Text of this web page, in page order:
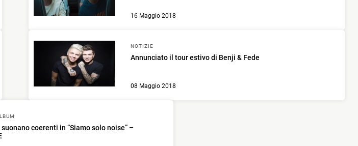
16 Maggio 2018
NOTIZIE
Annunciato il tour estivo di Benji & Fede
08 Maggio 2018
coerenti in “Siamo solo noise” –